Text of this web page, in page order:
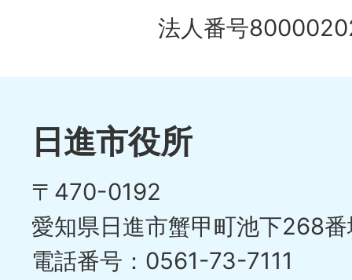
法人番号
日進市役所
〒470-0192
愛知県日進市蟹甲町池下268
電話番号：0561-73-7111